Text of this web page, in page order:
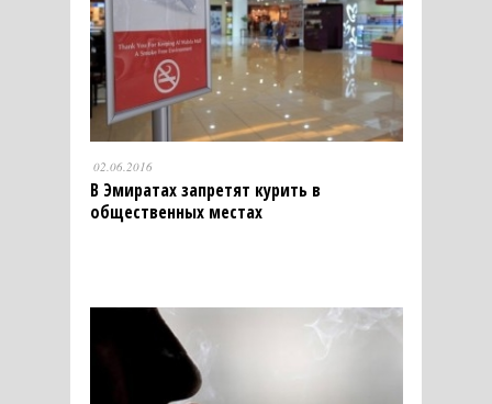
02.06.2016
В Эмиратах запретят курить в
общественных местах